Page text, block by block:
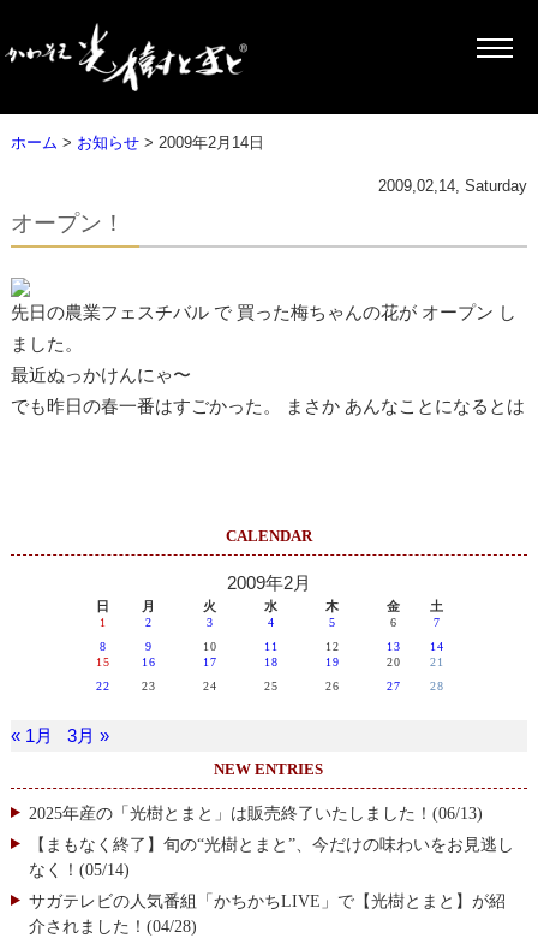
ホーム > お知らせ> 2009年2月14日
2009,02,14, Saturday
オープン！
先日の農業フェスチバル で 買った梅ちゃんの花が オープン し
ました。
最近ぬっかけんにゃ〜
でも昨日の春一番はすごかった。 まさか あんなことになるとは
CALENDAR
2009年2月
日 月 火 水 木 金 土
1 2 3 4 5 6
7
8
9 10 11 12 13
14
15
16 17 18 19 20
21
22
23 24 25 26 27 28
« 1月 3月 »
NEW ENTRIES
2025年産の「光樹とまと」は販売終了いたしました！(06/13)
【まもなく終了】旬の“光樹とまと”、今だけの味わいをお見逃し
なく！(05/14)
サガテレビの人気番組「かちかちLIVE」で【光樹とまと】が紹
介されました！(04/28)